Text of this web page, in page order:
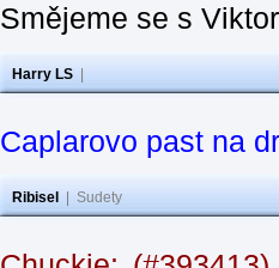
Smějeme se s
Harry LS
Caplarovo past na
Ribisel Sudety